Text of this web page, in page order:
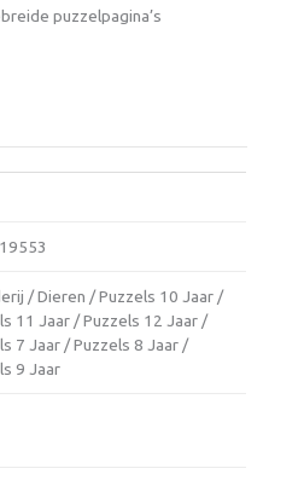
puzzelpagina’s
/ Dieren / Puzzels 10 Jaar /
11 Jaar / Puzzels 12 Jaar /
7 Jaar / Puzzels 8 Jaar /
9 Jaar